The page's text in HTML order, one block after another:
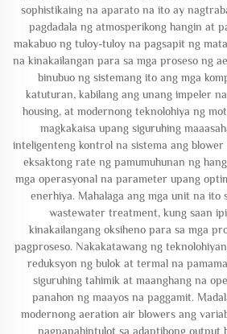
sophistikaing na aparato na ito ay
pagdadala ng atmosperikong hangin at
makabuo ng tuloy-tuloy na pagsapit ng
na kinakailangan para sa mga proseso ng
binubuo ng sistemang ito ang mga
katuturan, kabilang ang unang impeler
housing, at modernong teknolohiya ng
magkakaisa upang siguruhing
inteligenteng kontrol na sistema ang
eksaktong rate ng pamumuhunan ng
mga operasyonal na parameter upang
enerhiya. Mahalaga ang mga unit na ito
wastewater treatment, kung saan
kinakailangang oksiheno para sa mga
pagproseso. Nakakatawang ng
reduksyon ng bulok at termal na
siguruhing tahimik at maanghang na
panahon ng maayos na paggamit.
modernong aeration air blowers ang
nagpapahintulot sa adaptibong output